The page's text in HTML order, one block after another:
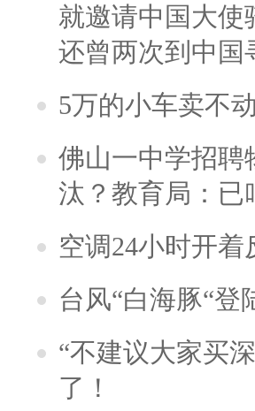
就邀请中国大使
还曾两次到中国
5万的小车卖不
佛山一中学招聘
汰？教育局：已
空调24小时开
台风“白海豚“登
“不建议大家买
了！